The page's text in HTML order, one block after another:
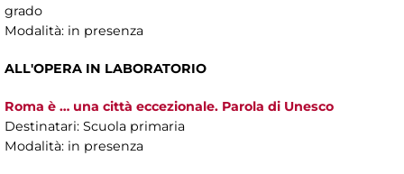
grado
Modalità: in presenza
ALL'OPERA IN LABORATORIO
Roma è … una città eccezionale. Parola di Unesco
Destinatari: Scuola primaria
Modalità: in presenza